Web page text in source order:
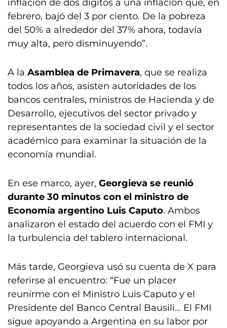
inflación de dos dígitos a una inflación que, en
febrero, bajó del 3 por ciento. De la pobreza
del 50% a alrededor del 37% ahora, todavía
muy alta, pero disminuyendo”.
A la Asamblea de Primavera, que se realiza
todos los años, asisten autoridades de los
bancos centrales, ministros de Hacienda y de
Desarrollo, ejecutivos del sector privado y
representantes de la sociedad civil y el sector
académico para examinar la situación de la
economía mundial.
En ese marco, ayer, Georgieva se reunió
durante 30 minutos con el ministro de
Economía argentino Luis Caputo. Ambos
analizaron el estado del acuerdo con el FMI y
la turbulencia del tablero internacional.
Más tarde, Georgieva usó su cuenta de X para
referirse al encuentro: “Fue un placer
reunirme con el Ministro Luis Caputo y el
Presidente del Banco Central Bausili… El FMI
sigue apoyando a Argentina en su labor por